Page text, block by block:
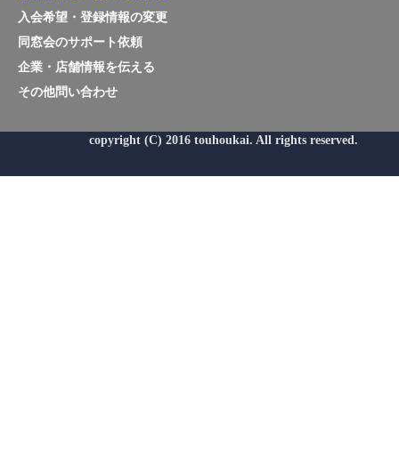
入会希望・登録情報の変更
同窓会のサポート依頼
企業・店舗情報を伝える
その他問い合わせ
copyright (C) 2016 touhoukai. All rights reserved.